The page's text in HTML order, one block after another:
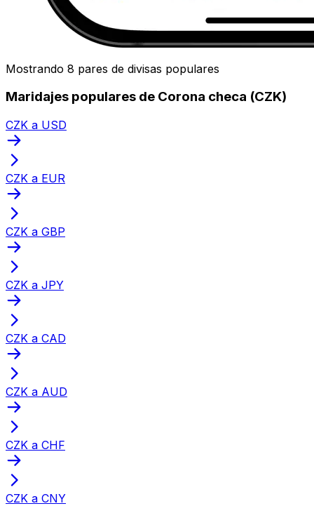
Mostrando 8 pares de divisas populares
Maridajes populares de Corona checa (CZK)
CZK a USD
CZK a EUR
CZK a GBP
CZK a JPY
CZK a CAD
CZK a AUD
CZK a CHF
CZK a CNY